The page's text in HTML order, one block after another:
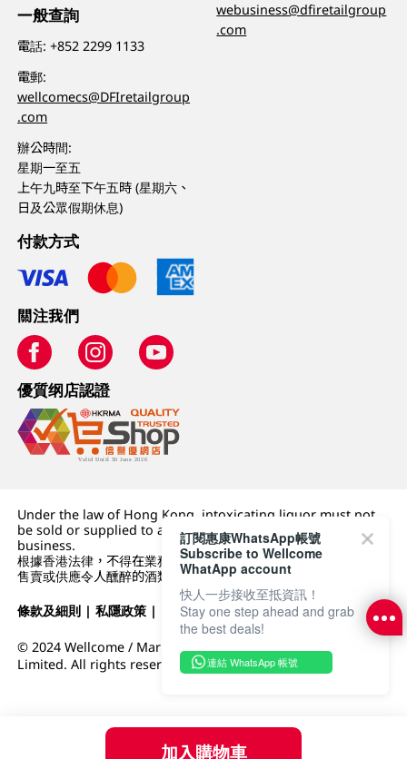
加入購物車
一般查詢
電話:+852 2299 1133
電郵:
wellcomecs@DFIretailgroup
.com
辦公時間:
星期一至五
上午九時至下午五時 (星期六、
日及公眾假期休息)
webusiness@dfiretailgroup
.com
付款方式
關注我們
優質纲店認證
Under the law of Hong Kong, intoxicating liquor must not
be sold or supplied to a minor (under 18) in the course of
business.
根據香港法律，不得在業務過程中，向未成年人 (18 歲以下人士)
售賣或供應令人醺醉的酒類。
條款及細則 |私隱政策 | DFI零售集團
© 2024 Wellcome / Market Place. The Dairy Farm Company
Limited. All rights reserved.
訂閱惠康WhatsApp帳號
Subscribe to Wellcome
WhatApp account
快人一步接收至抵資訊！
Stay one step ahead and grab
the best deals!
連結 WhatsApp 帳號